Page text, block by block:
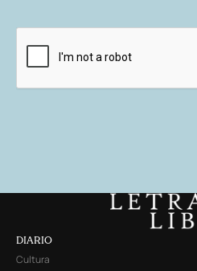
DIARIO
Cultura